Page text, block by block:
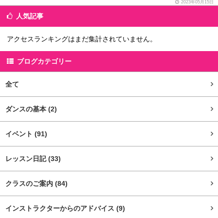
2023年05月15日
人気記事
アクセスランキングはまだ集計されていません。
ブログカテゴリー
全て
ダンスの基本 (2)
イベント (91)
レッスン日記(33)
クラスのご案内 (84)
インストラクターからのアドバイス (9)